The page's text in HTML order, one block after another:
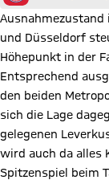
Ausnahmezustand
und Düsseldorf
Höhepunkt in der
Entsprechend
den beiden
sich die Lage
gelegenen
wird auch da alles
Spitzenspiel beim